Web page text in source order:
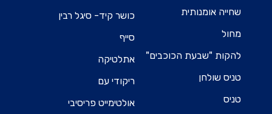
שחייה אומנותית
מחול
להקות "שבעת הכוכבים"
טניס שולחן
טניס
כושר קיד- סיגל רבין
סייף
אתלטיקה
ריקודי עם
אולטימייט פריסיבי